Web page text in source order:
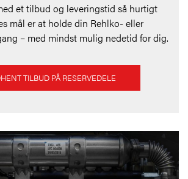
et tilbud og leveringstid så hurtigt
mål er at holde din Rehlko- eller
– med mindst mulig nedetid for dig.
TILBUD PÅ RESERVEDELE